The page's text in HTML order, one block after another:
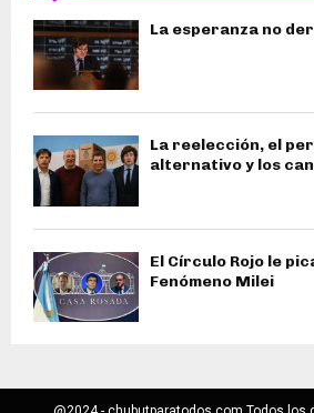
La esperanza no
La reelección, el
alternativo y los
El Círculo Rojo le
Fenómeno Milei